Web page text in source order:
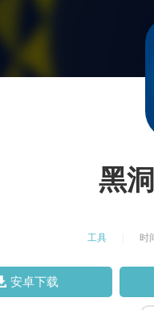
黑
工具 时
安卓下载